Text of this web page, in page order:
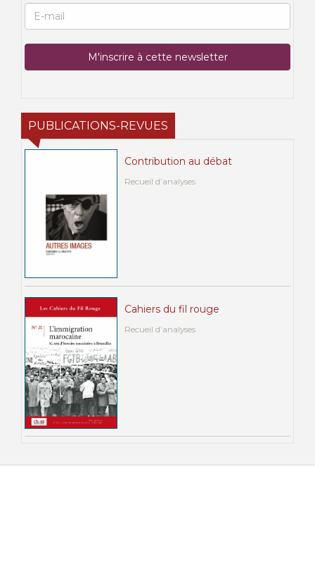
PUBLICATIONS-REVUES
Contribution au débat
Recueil d’analyses
Cahiers du fil rouge
Recueil d’analyses